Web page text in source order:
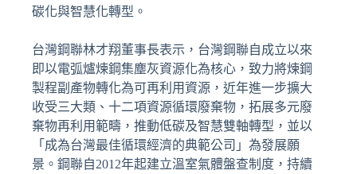
碳化與智慧化轉型。
台灣鋼聯林才翔董事長表示，台灣鋼聯自成立以來
即以電弧爐煉鋼集塵灰資源化為核心，致力將煉鋼
製程副產物轉化為可再利用資源，近年進一步擴大
收受三大類、十二項資源循環廢棄物，拓展多元廢
棄物再利用範疇，推動低碳及智慧雙軸轉型，並以
「成為台灣最佳循環經濟的典範公司」為發展願
景。鋼聯自2012年起建立溫室氣體盤查制度，持續